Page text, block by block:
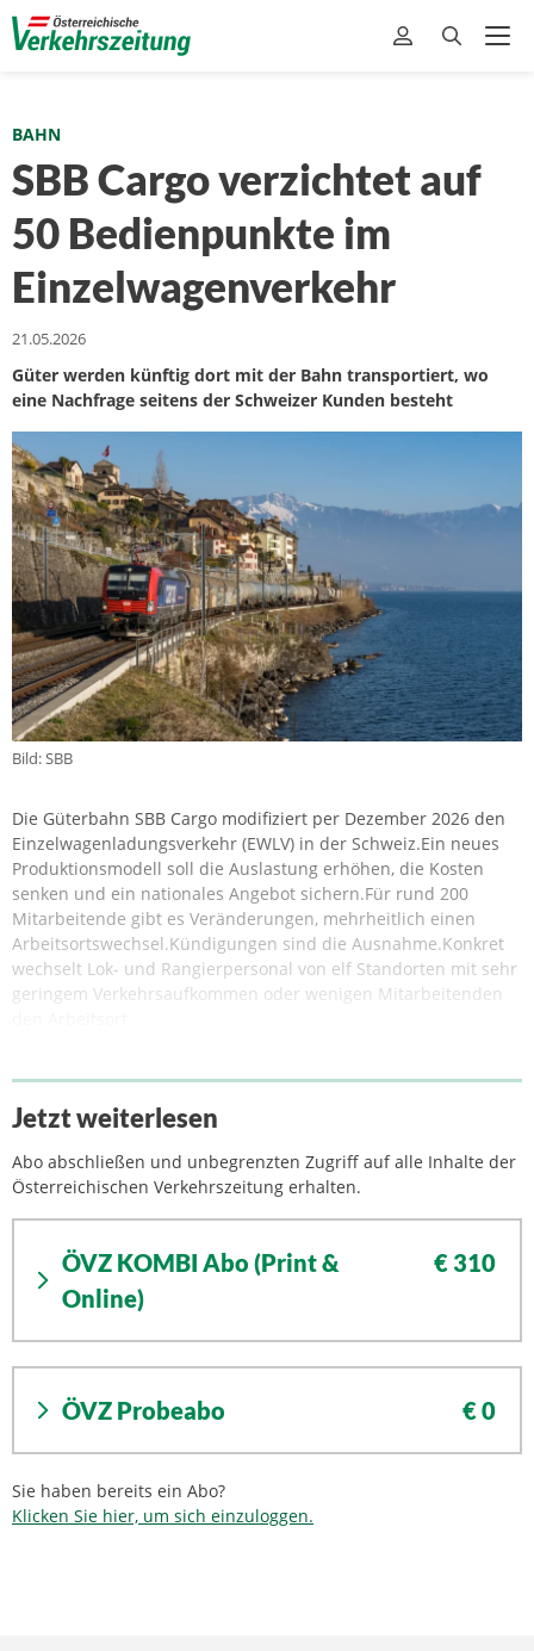
BAHN
SBB Cargo verzichtet auf
50 Bedienpunkte im
Einzelwagenverkehr
21.05.2026
Güter werden künftig dort mit der Bahn transportiert, wo
eine Nachfrage seitens der Schweizer Kunden besteht
Bild: SBB
Die Güterbahn SBB Cargo modifiziert per Dezember 2026 den
Einzelwagenladungsverkehr (EWLV) in der Schweiz.Ein neues
Produktionsmodell soll die Auslastung erhöhen, die Kosten
senken und ein nationales Angebot sichern.Für rund 200
Mitarbeitende gibt es Veränderungen, mehrheitlich einen
Arbeitsortswechsel.Kündigungen sind die Ausnahme.Konkret
wechselt Lok- und Rangierpersonal von elf Standorten mit sehr
geringem Verkehrsaufkommen oder wenigen Mitarbeitenden
Jetzt weiterlesen
Abo abschließen und unbegrenzten Zugriff auf alle Inhalte der
Österreichischen Verkehrszeitung erhalten.
ÖVZ KOMBI Abo (Print &
Online)
€ 310
ÖVZ Probeabo € 0
Sie haben bereits ein Abo?
Klicken Sie hier, um sich einzuloggen.